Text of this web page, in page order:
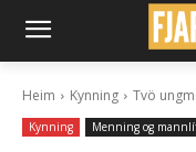
Heim Kynning Tvö
Kynning Menning og